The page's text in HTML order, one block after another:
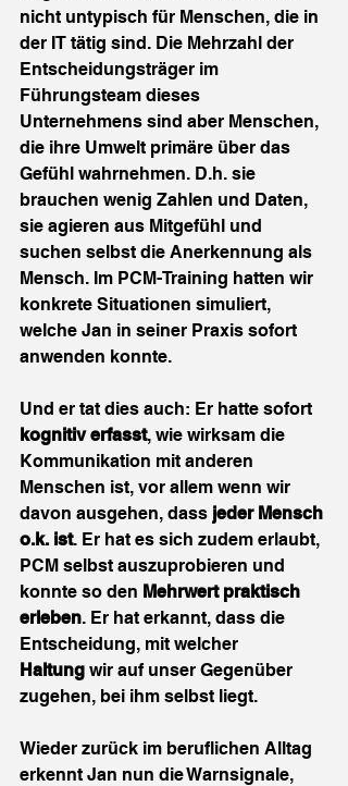
nicht untypisch für Menschen, die in
der IT tätig sind. Die Mehrzahl der
Entscheidungsträger im
Führungsteam dieses
Unternehmens sind aber Menschen,
die ihre Umwelt primäre über das
Gefühl wahrnehmen. D.h. sie
brauchen wenig Zahlen und Daten,
sie agieren aus Mitgefühl und
suchen selbst die Anerkennung als
Mensch. Im PCM-Training hatten wir
konkrete Situationen simuliert,
welche Jan in seiner Praxis sofort
anwenden konnte.
Und er tat dies auch: Er hatte sofort
kognitiv erfasst, wie wirksam die
Kommunikation mit anderen
Menschen ist, vor allem wenn wir
davon ausgehen, dass jeder Mensch
o.k. ist. Er hat es sich zudem erlaubt,
PCM selbst auszuprobieren und
konnte so den Mehrwert praktisch
erleben. Er hat erkannt, dass die
Entscheidung, mit welcher
Haltung wir auf unser Gegenüber
zugehen, bei ihm selbst liegt.
Wieder zurück im beruflichen Alltag
erkennt Jan nun die Warnsignale,